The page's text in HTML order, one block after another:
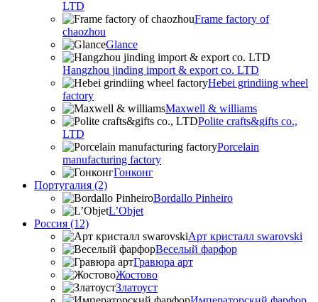
LTD
Frame factory of
chaozhou
Glance
Hangzhou jinding import & export co. LTD
Hebei grindiing wheel
factory
Maxwell & williams
Polite crafts&gifts co.,
LTD
Porcelain
manufacturing factory
Гонконг
Португалия (2)
Bordallo Pinheiro
L’Objet
Россия (12)
Арт кристалл swarovski
Веселый фарфор
Гравюра арт
Жостово
Златоуст